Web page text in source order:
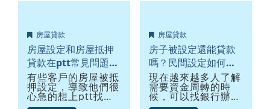
房屋貸款
房屋設定和房屋抵押
貸款在ptt常見問題大
解析
有些客戶的房屋被抵
押設定，導致他們很
心急的想上ptt找人
求助，卻沒得到明確
房屋貸款
房子被設定還能貸款
嗎？民間設定如何解
套
現在越來越多人了解
需要資金周轉的時
候，可以找銀行辦房
貸，但是當你要辦理